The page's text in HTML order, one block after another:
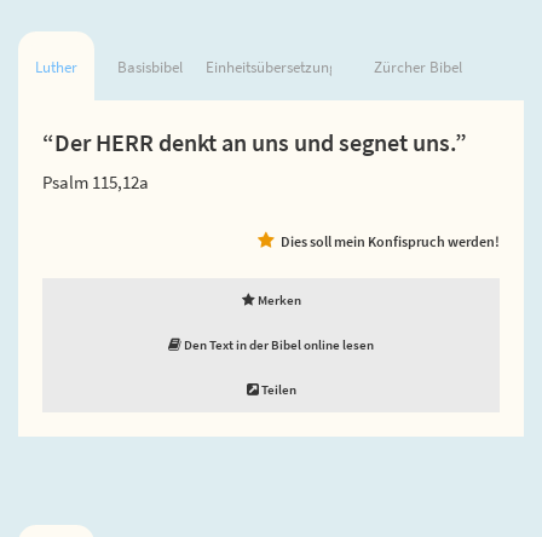
Luther Basisbibel Einheitsübersetzung Zürcher Bibel
“Der HERR denkt an uns und segnet uns.”
Psalm 115,12a
Dies soll mein Konfispruch werden!
Merken
Den Text in der Bibel online lesen
Teilen